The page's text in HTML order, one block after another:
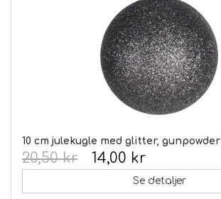
10 cm julekugle med glitter, gunpowder
14,00 kr
20,50 kr
Se detaljer